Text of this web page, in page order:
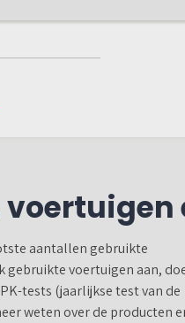
aantallen gebruikte
gebruikte voertuigen aan,
tests (jaarlijkse test van de
weten over de producten